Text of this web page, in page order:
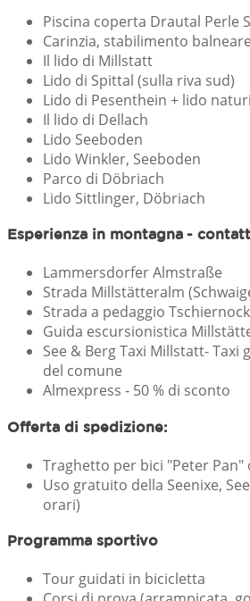
Piscina coperta Drautal Perle
Carinzia, stabilimento
Il lido di Millstatt
Lido di Spittal (sulla riva sud)
Lido di Pesenthein + lido
Il lido di Dellach
Lido Seeboden
Lido Winkler, Seeboden
Parco di Döbriach
Lido Sittlinger, Döbriach
Esperienza in montagna -
Lammersdorfer Almstraße
Strada Millstätteralm
Strada a pedaggio Tschiernock
Guida escursionistica
See & Berg Taxi Millstatt-
del comune
Almexpress - 50 % di sconto
Offerta di spedizione:
Traghetto per bici "Peter Pan"
Uso gratuito della Seenixe,
orari)
Programma sportivo
Tour guidati in bicicletta